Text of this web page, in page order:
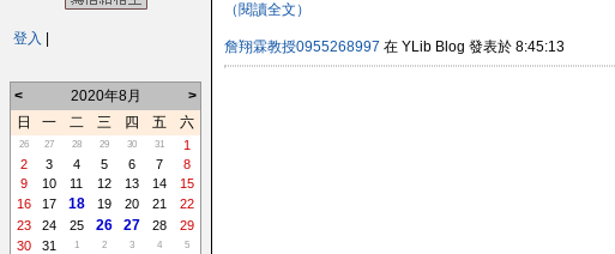
登入
< 2020年8月
>
日
一 二 三 四 五 六
26 27 28 29 30 31
1
2
3 4 5 6 7
8
9
10 11 12 13 14
15
16
17 18 19 20 21
22
23
24 25 26 27 28
29
30
31 1 2 3 4 5
（閱讀全文）
詹翔霖教授0955268997 在 YLib Blog 發表於 8:45:13